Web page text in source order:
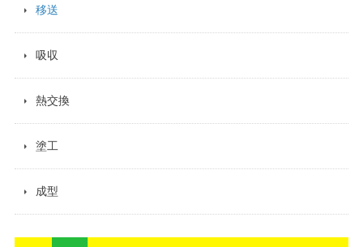
移送
吸収
熱交換
塗工
成型